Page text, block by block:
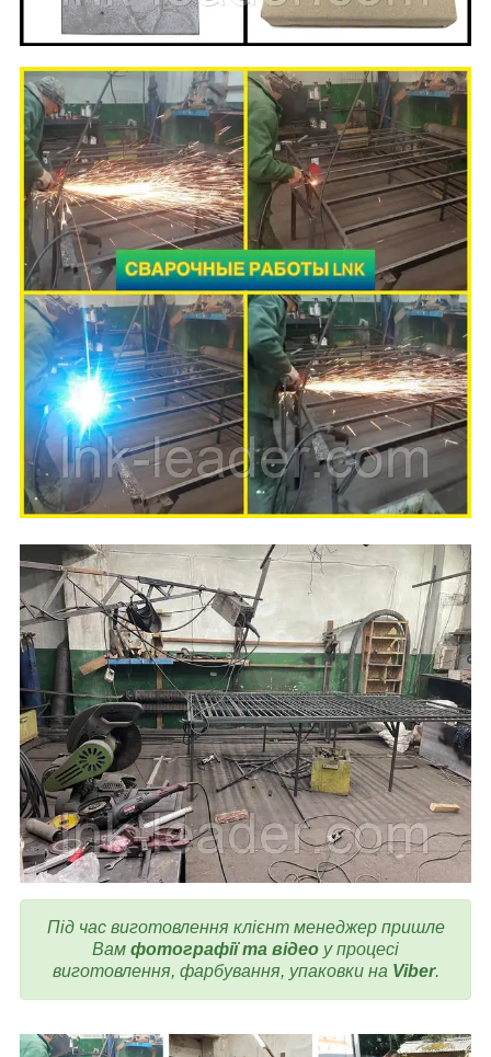
Під час виготовлення клієнт менеджер пришле
Вам фотографії та відео у процесі
виготовлення, фарбування, упаковки на Viber.